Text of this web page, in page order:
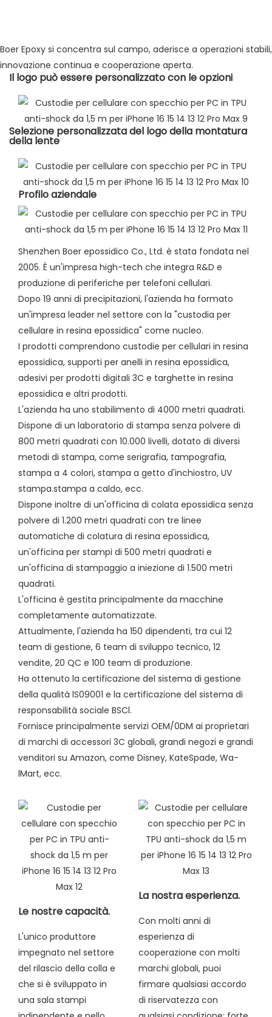
Boer Epoxy si concentra sul campo, aderisce a operazioni stabili,
innovazione continua e cooperazione aperta.
Il logo può essere personalizzato con le opzioni
Selezione personalizzata del logo della montatura
della lente
Profilo aziendale​
Shenzhen Boer epossidico Co., Ltd. è stata fondata nel
2005. È un'impresa high-tech che integra R&D e
produzione di periferiche per telefoni cellulari.
Dopo 19 anni di precipitazioni, l'azienda ha formato
un'impresa leader nel settore con la "custodia per
cellulare in resina epossidica" come nucleo.
I prodotti comprendono custodie per cellulari in resina
epossidica, supporti per anelli in resina epossidica,
adesivi per prodotti digitali 3C e targhette in resina
epossidica e altri prodotti.
L'azienda ha uno stabilimento di 4000 metri quadrati.
Dispone di un laboratorio di stampa senza polvere di
800 metri quadrati con 10.000 livelli, dotato di diversi
metodi di stampa, come serigrafia, tampografia,
stampa a 4 colori, stampa a getto d'inchiostro, UV
stampa.stampa a caldo, ecc.
Dispone inoltre di un'officina di colata epossidica senza
polvere di 1.200 metri quadrati con tre linee
automatiche di colatura di resina epossidica,
un'officina per stampi di 500 metri quadrati e
un'officina di stampaggio a iniezione di 1.500 metri
quadrati.
L'officina è gestita principalmente da macchine
completamente automatizzate.
Attualmente, l'azienda ha 150 dipendenti, tra cui 12
team di gestione, 6 team di sviluppo tecnico, 12
vendite, 20 QC e 100 team di produzione.
Ha ottenuto la certificazione del sistema di gestione
della qualità lS09001 e la certificazione del sistema di
responsabilità sociale BSCl.
Fornisce principalmente servizi OEM/0DM ai proprietari
di marchi di accessori 3C globali, grandi negozi e grandi
venditori su Amazon, come Disney, KateSpade, Wa-
lMart, ecc.
Le nostre capacità.
L'unico produttore
impegnato nel settore
del rilascio della colla e
che si è sviluppato in
una sala stampi
La nostra esperienza.
Con molti anni di
esperienza di
cooperazione con molti
marchi globali, puoi
firmare qualsiasi accordo
di riservatezza con